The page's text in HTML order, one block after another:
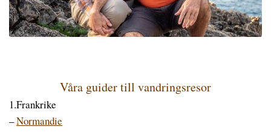
Våra guider till vandringsresor
1.Frankrike
–Normandie